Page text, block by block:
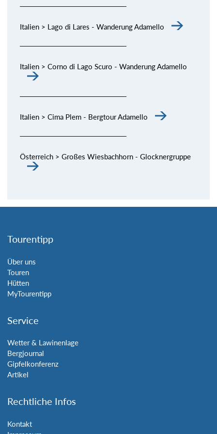
Italien > Lago di Lares - Wanderung Adamello
Italien > Corno di Lago Scuro - Wanderung Adamello
Italien > Cima Plem - Bergtour Adamello
Österreich > Großes Wiesbachhorn - Glocknergruppe
Tourentipp
Über uns
Touren
Hütten
MyTourentipp
Service
Wetter & Lawinenlage
Bergjournal
Gipfelkonferenz
Artikel
Rechtliche Infos
Kontakt